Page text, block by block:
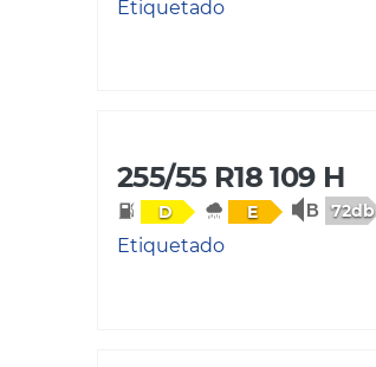
Etiquetado
255/55 R18 109 H
D E 72db
Etiquetado